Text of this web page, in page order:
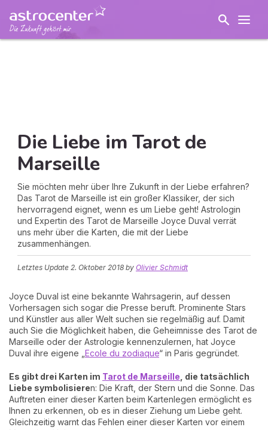
Die Liebe im Tarot de
Marseille
Sie möchten mehr über Ihre Zukunft in der Liebe erfahren?
Das Tarot de Marseille ist ein großer Klassiker, der sich
hervorragend eignet, wenn es um Liebe geht! Astrologin
und Expertin des Tarot de Marseille Joyce Duval verrät
uns mehr über die Karten, die mit der Liebe
zusammenhängen.
Letztes Update 2. Oktober 2018 by Olivier Schmidt
Joyce Duval ist eine bekannte Wahrsagerin, auf dessen
Vorhersagen sich sogar die Presse beruft. Prominente Stars
und Künstler aus aller Welt suchen sie regelmäßig auf. Damit
auch Sie die Möglichkeit haben, die Geheimnisse des Tarot de
Marseille oder der Astrologie kennenzulernen, hat Joyce
Duval ihre eigene „ Ecole du zodiaque“ in Paris gegründet.
Es gibt drei Karten im Tarot de Marseille , die tatsächlich
Liebe symbolisieren: Die Kraft, der Stern und die Sonne. Das
Auftreten einer dieser Karten beim Kartenlegen ermöglicht es
Ihnen zu erkennen, ob es in dieser Ziehung um Liebe geht.
Gleichzeitig warnt das Fehlen einer dieser Karten vor einem